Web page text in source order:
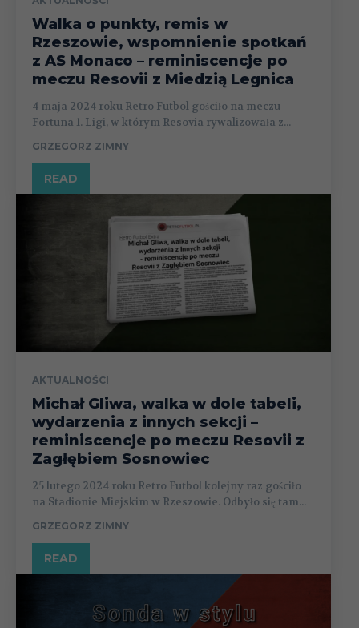
Walka o punkty, remis w
Rzeszowie, wspomnienie spotkań
z AS Monaco – reminiscencje po
meczu Resovii z Miedzią Legnica
4 maja 2024 roku Retro Futbol gościło na meczu
Fortuna 1. Ligi, w którym Resovia rywalizowała z...
GRZEGORZ ZIMNY
READ
AKTUALNOŚCI
Michał Gliwa, walka w dole tabeli,
wydarzenia z innych sekcji –
reminiscencje po meczu Resovii z
Zagłębiem Sosnowiec
25 lutego 2024 roku Retro Futbol kolejny raz gościło
na Stadionie Miejskim w Rzeszowie. Odbyło się tam...
GRZEGORZ ZIMNY
READ